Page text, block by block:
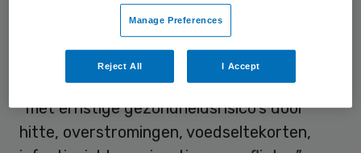
wetenschappelijke club, want door
klimaatverandering en andere
milieuproblemen kunnen nog eind deze
eeuw miljarden mensen te maken krijgen
“met ernstige gezondheidsrisico’s door
hitte, overstromingen, voedseltekorten,
Manage Preferences
Reject All I Accept